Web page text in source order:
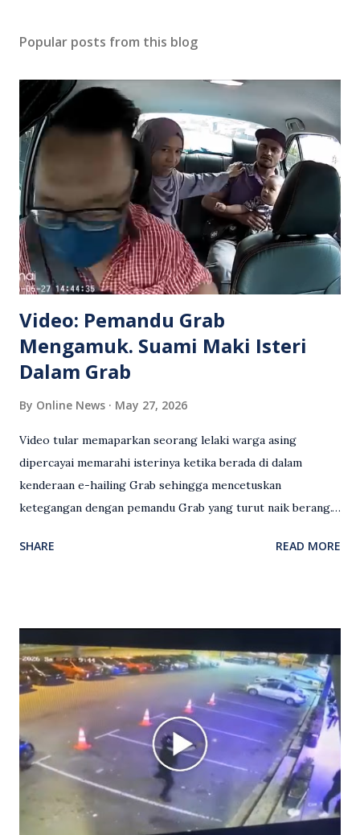
Popular posts from this blog
Video: Pemandu Grab
Mengamuk. Suami Maki Isteri
Dalam Grab
By Online News May 27, 2026
Video tular memaparkan seorang lelaki warga asing
dipercayai memarahi isterinya ketika berada di dalam
kenderaan e-hailing Grab sehingga mencetuskan
ketegangan dengan pemandu Grab yang turut naik berang.
antara seorang lelaki warga asing dengan pemandu Grab
Grab bertindak mempertahankan wanita terbabit sebelum
berlaku pertikaman lidah antara kedua-dua pihak. Video
berkenaan kini tular di media sosial dan mendapat pelbagai
reaksi orang ramai. Antara komen orang awam yang tular di
media sosial mengenai insiden tersebut ialah ramai yang
meluahkan rasa marah terhadap tindakan lelaki berkenaan
serta memuji pemandu Grab kerana campur tangan.
Sebahagian netizen turut meminta pihak berkuasa
mengambil tindakan tegas, manakala ada yang bersimpati
SHARE READ MORE